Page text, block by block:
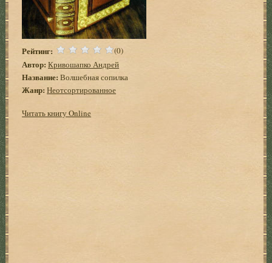
Рейтинг: (0)
Автор: Кривошапко Андрей
Название: Волшебная сопилка
Жанр: Неотсортированное
Читать книгу Online